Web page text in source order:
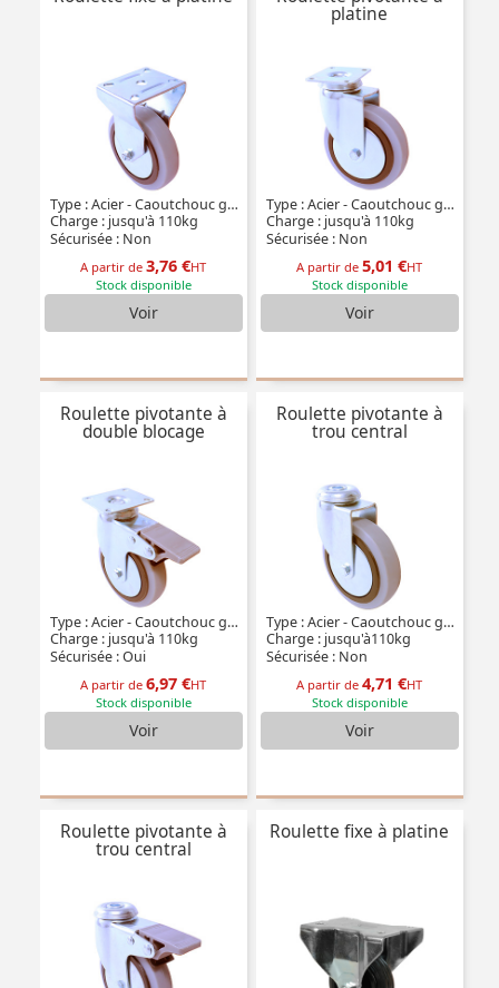
Type : Acier - Caoutchouc gris
Charge : jusqu'à 110kg
Sécurisée : Non
A partir de3,76 €HT
Stock disponible
Voir
platine
Type : Acier - Caoutchouc gris
Charge : jusqu'à 110kg
Sécurisée : Non
A partir de5,01 €HT
Stock disponible
Voir
Roulette pivotante à
double blocage
Type : Acier - Caoutchouc gris
Charge : jusqu'à 110kg
Sécurisée : Oui
A partir de6,97 €HT
Stock disponible
Voir
Roulette pivotante à
trou central
Type : Acier - Caoutchouc gris
Charge : jusqu'à110kg
Sécurisée : Non
A partir de4,71 €HT
Stock disponible
Voir
Roulette pivotante à
trou central
Roulette fixe à platine